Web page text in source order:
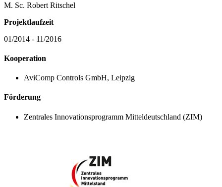
M. Sc. Robert Ritschel
Projektlaufzeit
01/2014 - 11/2016
Kooperation
AviComp Controls GmbH, Leipzig
Förderung
Zentrales Innovationsprogramm Mitteldeutschland (ZIM)